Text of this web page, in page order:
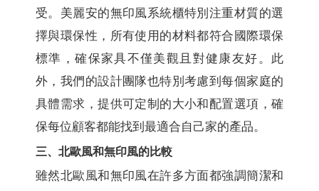
受。美麗安的無印風系統櫃特別注重材質的選
擇與環保性，所有使用的材料都符合國際環保
標準，確保家具不僅美觀且對健康友好。此
外，我們的設計團隊也特別考慮到每個家庭的
具體需求，提供可定制的大小和配置選項，確
保每位顧客都能找到最適合自己家的產品。
三、北歐風和無印風的比較
雖然北歐風和無印風在許多方面都強調簡潔和